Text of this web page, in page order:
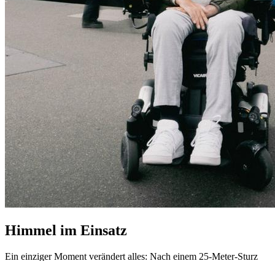
Himmel im Einsatz
Ein einziger Moment verändert alles: Nach einem 25-Meter-Sturz